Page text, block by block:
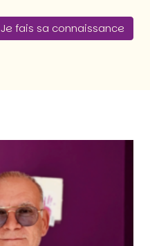
Je fais sa connaissance